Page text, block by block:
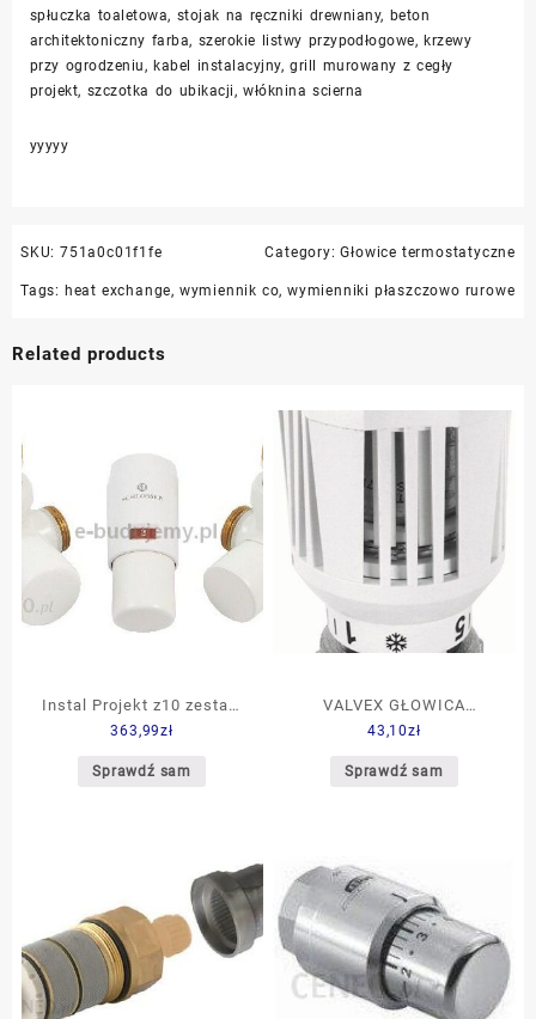
spłuczka toaletowa, stojak na ręczniki drewniany, beton
architektoniczny farba, szerokie listwy przypodłogowe, krzewy
przy ogrodzeniu, kabel instalacyjny, grill murowany z cegły
projekt, szczotka do ubikacji, włóknina scierna
yyyyy
SKU: 751a0c01f1fe Category:Głowice termostatyczne
Tags: heat exchange, wymiennik co,wymienniki płaszczowo rurowe
Related products
Instal Projekt z10 zestaw
łazenkowy osiowy mini
podłączenie pod miedz CU
363,99zł
Sprawdź sam
VALVEX GŁOWICA
TERMOST Gz.03A BIAŁA
M30x1,5
43,10zł
Sprawdź sam